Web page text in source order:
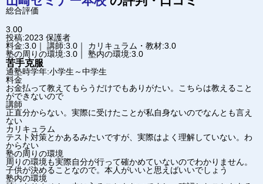
総合評価
3.00
投稿:2023 保護者
料金:3.0｜ 講師:3.0｜ カリキュラム・教材:3.0
塾の周りの環境:3.0｜ 塾内の環境:3.0
苦手克服
通塾時学年:小学生～中学生
料金
お金払って教えてもらうだけでもありがたい。こちらは教えること
ができないので
講師
正直分からない。実際に受けたことが私自身ないのでなんとも言え
ない
カリキュラム
テスト対策とかあるみたいですが、実際はよく理解していない。わ
からない
塾の周りの環境
周りの環境も実際自分が行って確かめていないのでわかりません。
子供が決めることなので。本人がいいと思えばいいでしょう
塾内の環境